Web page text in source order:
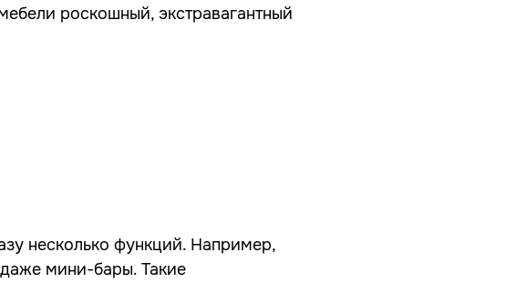
роскошный, экстравагантный
несколько функций. Например,
мини-бары. Такие